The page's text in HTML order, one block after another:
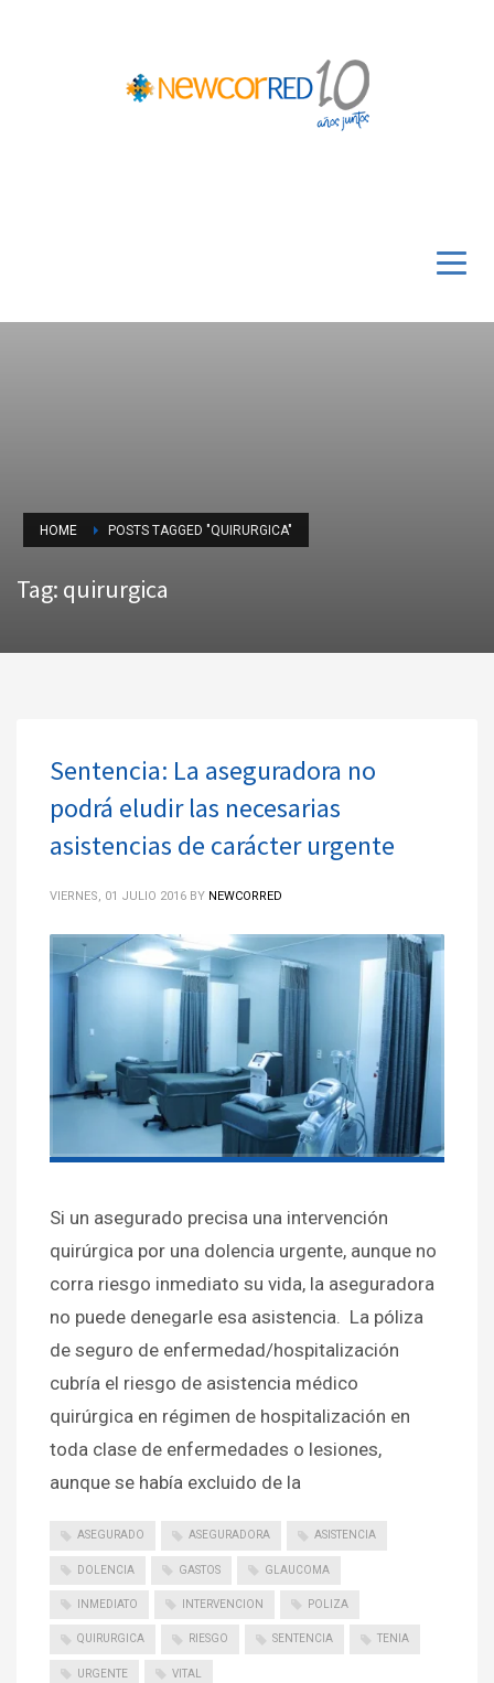
HOME POSTS TAGGED "QUIRURGICA"
Tag: quirurgica
Sentencia: La aseguradora no
podrá eludir las necesarias
asistencias de carácter urgente
VIERNES, 01 JULIO 2016 BY NEWCORRED
Si un asegurado precisa una intervención
quirúrgica por una dolencia urgente, aunque no
corra riesgo inmediato su vida, la aseguradora
no puede denegarle esa asistencia. La póliza
de seguro de enfermedad/hospitalización
cubría el riesgo de asistencia médico
quirúrgica en régimen de hospitalización en
toda clase de enfermedades o lesiones,
aunque se había excluido de la
ASEGURADO ASEGURADORA ASISTENCIA
DOLENCIA GASTOS GLAUCOMA
INMEDIATO INTERVENCION POLIZA
QUIRURGICA RIESGO SENTENCIA TENIA
URGENTE VITAL